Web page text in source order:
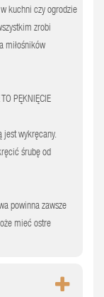
kuchni czy ogrodzie
zrobi
miłośników
PĘKNIĘCIE
jest wykręcany.
śrubę od
powinna zawsze
mieć ostre